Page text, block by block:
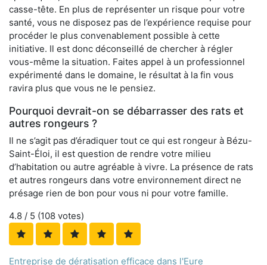
casse-tête. En plus de représenter un risque pour votre
santé, vous ne disposez pas de l’expérience requise pour
procéder le plus convenablement possible à cette
initiative. Il est donc déconseillé de chercher à régler
vous-même la situation. Faites appel à un professionnel
expérimenté dans le domaine, le résultat à la fin vous
ravira plus que vous ne le pensiez.
Pourquoi devrait-on se débarrasser des rats et
autres rongeurs ?
Il ne s’agit pas d’éradiquer tout ce qui est rongeur à Bézu-
Saint-Éloi, il est question de rendre votre milieu
d’habitation ou autre agréable à vivre. La présence de rats
et autres rongeurs dans votre environnement direct ne
présage rien de bon pour vous ni pour votre famille.
4.8 / 5 (108 votes)
Entreprise de dératisation efficace dans l'Eure